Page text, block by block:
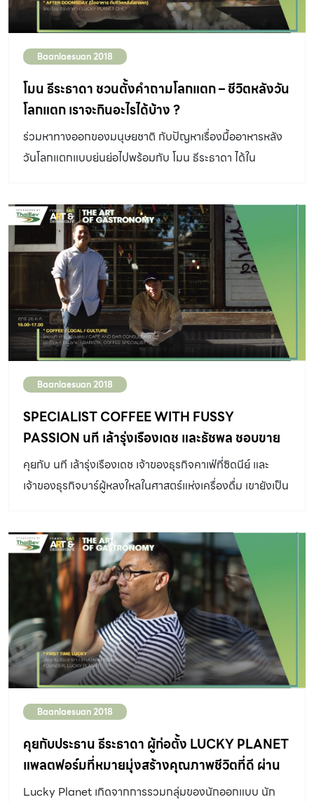
Baanlaesuan 2018
โมน ธีระธาดา ชวนตั้งคำถามโลกแตก – ชีวิตหลังวัน
โลกแตก เราจะกินอะไรได้บ้าง ?
ร่วมหาทางออกของมนุษยชาติ กับปัญหาเรื่องมื้ออาหารหลัง
วันโลกแตกแบบย่นย่อไปพร้อมกับ โมน ธีระธาดา ได้ใน
2018
Baanlaesuan 2018
SPECIALIST COFFEE WITH FUSSY
PASSION นที เล้ารุ่งเรืองเดช และธัชพล ชอบขาย
คู่หูนักทดลอง กับการออกแบบความเป็นไปได้ใน
จักรวาลกาแฟ
คุยกับ นที เล้ารุ่งเรืองเดช เจ้าของธุรกิจคาเฟ่ที่ซิดนีย์ และ
เจ้าของธุรกิจบาร์ผู้หลงใหลในศาสตร์แห่งเครื่องดื่ม เขายังเป็น
อยู่นั้นมัน ‘Old World’ และ และธัชพล ชอบขาย จากบาริสต้า
ที่กลายมาเป็น Coffee Specialist ในเวลา 4 ปี จากคำติ
เตียนของลูกค้าว่า ‘กาแฟไม่อร่อย’ จุดเริ่มต้นที่ทำให้เขาอยาก
หาคำตอบว่าแล้วกาแฟที่อร่อยรสชาติเป็นอย่างไร
Baanlaesuan 2018
คุยกับประธาน ธีระธาดา ผู้ก่อตั้ง LUCKY PLANET
แพลตฟอร์มที่หมายมุ่งสร้างคุณภาพชีวิตที่ดี ผ่าน
วัฒนธรรมบนโต๊ะอาหาร
Lucky Planet เกิดจากการรวมกลุ่มของนักออกแบบ นัก